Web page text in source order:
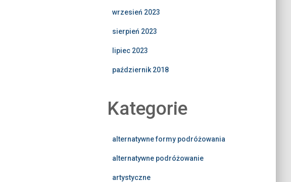
wrzesień 2023
sierpień 2023
lipiec 2023
październik 2018
Kategorie
alternatywne formy podróżowania
alternatywne podróżowanie
artystyczne